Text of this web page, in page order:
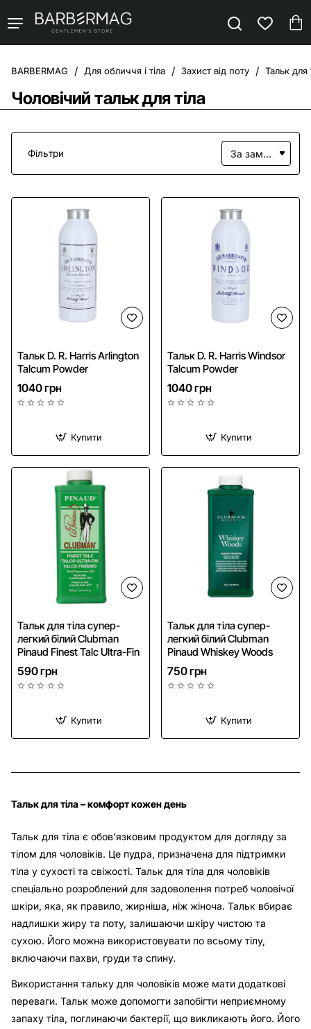
Чоловічий тальк для тіла
Для обличчя і тіла Захист від поту Тальк для
Тальк для тіла – комфорт кожен день
Тальк для тіла є обов'язковим продуктом для догляду за
тілом для чоловіків. Це пудра, призначена для підтримки
тіла у сухості та свіжості. Тальк для тіла для чоловіків
спеціально розроблений для задоволення потреб чоловічої
шкіри, яка, як правило, жирніша, ніж жіноча. Тальк вбирає
надлишки жиру та поту, залишаючи шкіру чистою та
сухою. Його можна використовувати по всьому тілу,
включаючи пахви, груди та спину.
Використання тальку для чоловіків може мати додаткові
переваги. Тальк може допомогти запобігти неприємному
запаху тіла, поглинаючи бактерії, що викликають його. Його
Фільтри
Тальк D. R. Harris Arlington
Talcum Powder
1040 грн
Купити
Тальк D. R. Harris Windsor
Talcum Powder
1040 грн
Купити
Тальк для тіла супер-
легкий білий Clubman
Pinaud Finest Talc Ultra-Fin
590 грн
Купити
Тальк для тіла супер-
легкий білий Clubman
Pinaud Whiskey Woods
750 грн
Купити